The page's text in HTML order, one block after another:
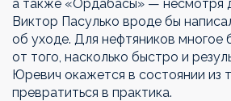
а также «Ордабасы» — несмотря
Виктор Пасулько вроде бы
об уходе. Для нефтяников многое
от того, насколько быстро и
Юревич окажется в состоянии из
превратиться в практика.